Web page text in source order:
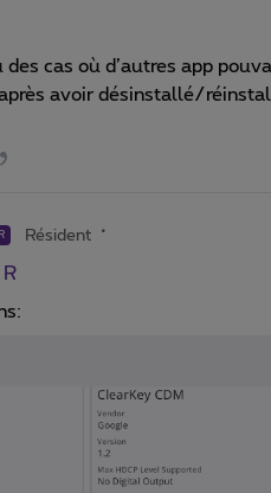
des cas où d’autres app
avoir désinstallé/
Résident